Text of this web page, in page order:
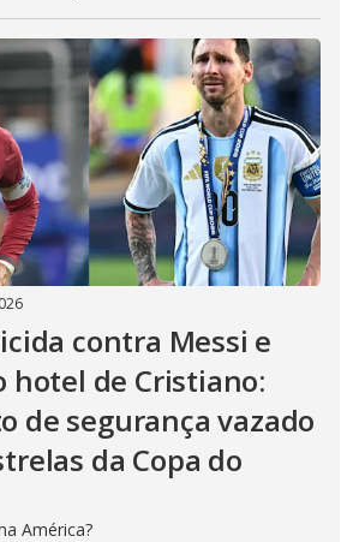
contra Messi e
hotel de Cristiano:
de segurança vazado
da Copa do
América?